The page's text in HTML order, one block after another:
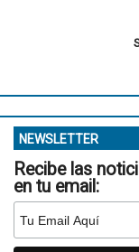
NEWSLETTER
Recibe las
en tu email: